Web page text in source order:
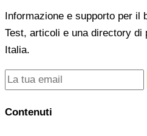
Informazione e supporto per il
Test, articoli e una directory di
Italia.
Contenuti